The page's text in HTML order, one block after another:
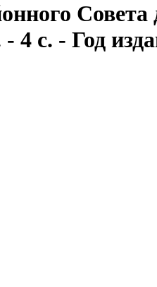
Совета
с. - Год